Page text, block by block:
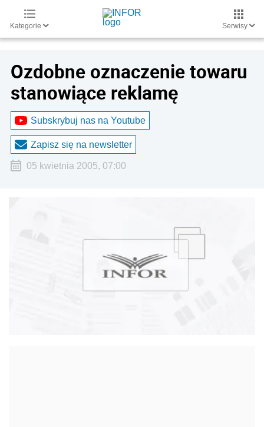
Kategorie Serwisy
Ozdobne oznaczenie towaru
stanowiące reklamę
Subskrybuj nas na Youtube
Zapisz się na newsletter
05 kwietnia 2005, 07:00